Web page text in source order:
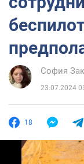
София
23.07.2024
18